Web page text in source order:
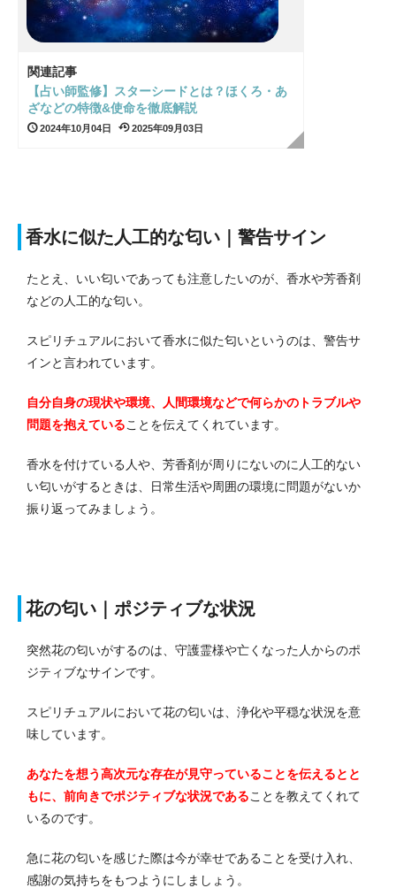
関連記事
【占い師監修】スターシードとは？ほくろ・あ
ざなどの特徴&使命を徹底解説
2024年10月04日 2025年09月03日
香水に似た人工的な匂い｜警告サイン
たとえ、いい匂いであっても注意したいのが、香水や芳香剤
などの人工的な匂い。
スピリチュアルにおいて香水に似た匂いというのは、警告サ
インと言われています。
自分自身の現状や環境、人間環境などで何らかのトラブルや
問題を抱えていることを伝えてくれています。
香水を付けている人や、芳香剤が周りにないのに人工的ない
い匂いがするときは、日常生活や周囲の環境に問題がないか
振り返ってみましょう。
花の匂い｜ポジティブな状況
突然花の匂いがするのは、守護霊様や亡くなった人からのポ
ジティブなサインです。
スピリチュアルにおいて花の匂いは、浄化や平穏な状況を意
味しています。
あなたを想う高次元な存在が見守っていることを伝えるとと
もに、前向きでポジティブな状況であることを教えてくれて
いるのです。
急に花の匂いを感じた際は今が幸せであることを受け入れ、
感謝の気持ちをもつようにしましょう。